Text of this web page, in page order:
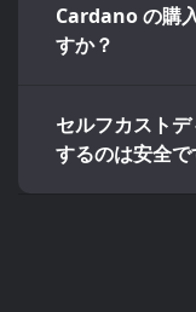
Cardano の購
すか？
セルフカスト
するのは安全で